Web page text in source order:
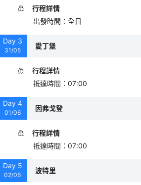
行程詳情
出發時間 ： 全日
Day 3
31/05
愛丁堡
行程詳情
抵達時間 ： 07:00
Day 4
01/06
因弗戈登
行程詳情
抵達時間 ： 07:00
Day 5
02/06
波特里